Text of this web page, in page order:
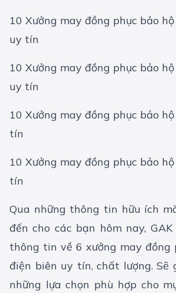
10 Xưởng may đồng phục bảo
uy tín
10 Xưởng may đồng phục bảo
uy tín
10 Xưởng may đồng phục bảo
tín
10 Xưởng may đồng phục bảo
tín
Qua những thông tin hữu ích
đến cho các bạn hôm nay,
thông tin về 6 xưởng may đồng
điện biên uy tín, chất lượng. Sẽ
những lựa chọn phù hợp cho